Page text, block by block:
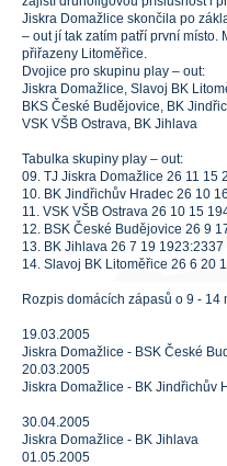
Jiskra Domažlice skončila po
– out jí tak zatím patří první místo.
přiřazeny Litoměřice.
Dvojice pro skupinu play – out:
Jiskra Domažlice, Slavoj BK
BKS České Budějovice, BK
VSK VŠB Ostrava, BK Jihlava
Tabulka skupiny play – out:
09. TJ Jiskra Domažlice 26 11 15
10. BK Jindřichův Hradec 26 10
11. VSK VŠB Ostrava 26 10 15
12. BSK České Budějovice 26 9
13. BK Jihlava 26 7 19 1923:2337
14. Slavoj BK Litoměřice 26 6 20
Rozpis domácích zápasů o 9 - 14
19.03.2005
Jiskra Domažlice - BSK České
20.03.2005
Jiskra Domažlice - BK Jindřichův
30.04.2005
Jiskra Domažlice - BK Jihlava
01.05.2005